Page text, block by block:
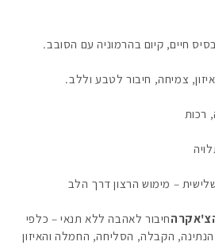
חיים, קיום בהרמוניה עם הסובב.
צמיחה, חיבור לטבע וללב.
רכות
– מימוש הרצון דרך הלב
הצ'אקרהחיבור לאהבה ללא תנאי – כלפי
הקבלה, הסליחה, החמלה והאיזון